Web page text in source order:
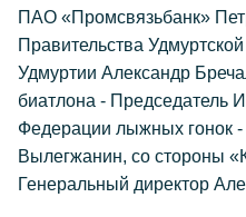
ПАО «Промсвязьбанк»
Правительства
Удмуртии Александр
биатлона - Председатель
Федерации лыжных гонок
Вылегжанин, со стороны
Генеральный директор